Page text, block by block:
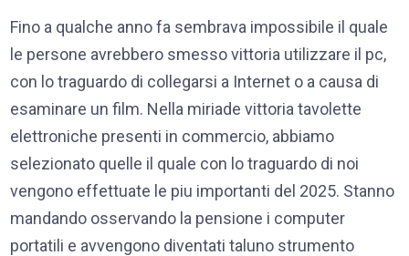
Fino a qualche anno fa sembrava impossibile il quale
le persone avrebbero smesso vittoria utilizzare il pc,
con lo traguardo di collegarsi a Internet o a causa di
esaminare un film. Nella miriade vittoria tavolette
elettroniche presenti in commercio, abbiamo
selezionato quelle il quale con lo traguardo di noi
vengono effettuate le piu importanti del 2025. Stanno
mandando osservando la pensione i computer
portatili e avvengono diventati taluno strumento